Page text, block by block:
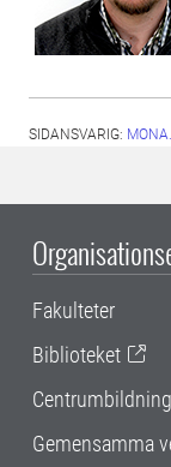
SIDANSVARIG:
Fakulteter
Biblioteket
Gemensamma